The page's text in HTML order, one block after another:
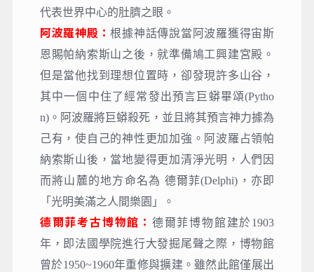
代表世界中心的肚臍之眼。
阿波羅神殿：根據神話傳說當阿波羅獲得宙斯
恩賜帕納索斯山之後，就準備鳩工興建宮殿。
但是當他找到理想位置時，卻發現許多山谷，
其中一個中住了經常發出預言巨蟒畢頌(Pytho
n)。阿波羅將巨蟒殺死，並且將其預言神力據為
己有，使自己的神性更加加強。阿波羅占領帕
納索斯山後，當地變得更加清淨光明，人們因
而將山麓的地方命名為 德爾菲(Delphi)，亦即
「光明美滿之人間樂園」。
德爾菲考古博物館： 德爾菲博物館建於1903
年，即法國學院進行大發掘尾聲之際，博物館
曾於1950~1960年重修與擴建。雖然此館僅展出